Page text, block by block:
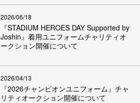
2026/06/18
『STADIUM HEROES DAY Supported by
Joshin』着用ユニフォームチャリティオ
ークション開催について
2026/04/13
『2026チャンピオンユニフォーム』チャ
リティオークション開催について